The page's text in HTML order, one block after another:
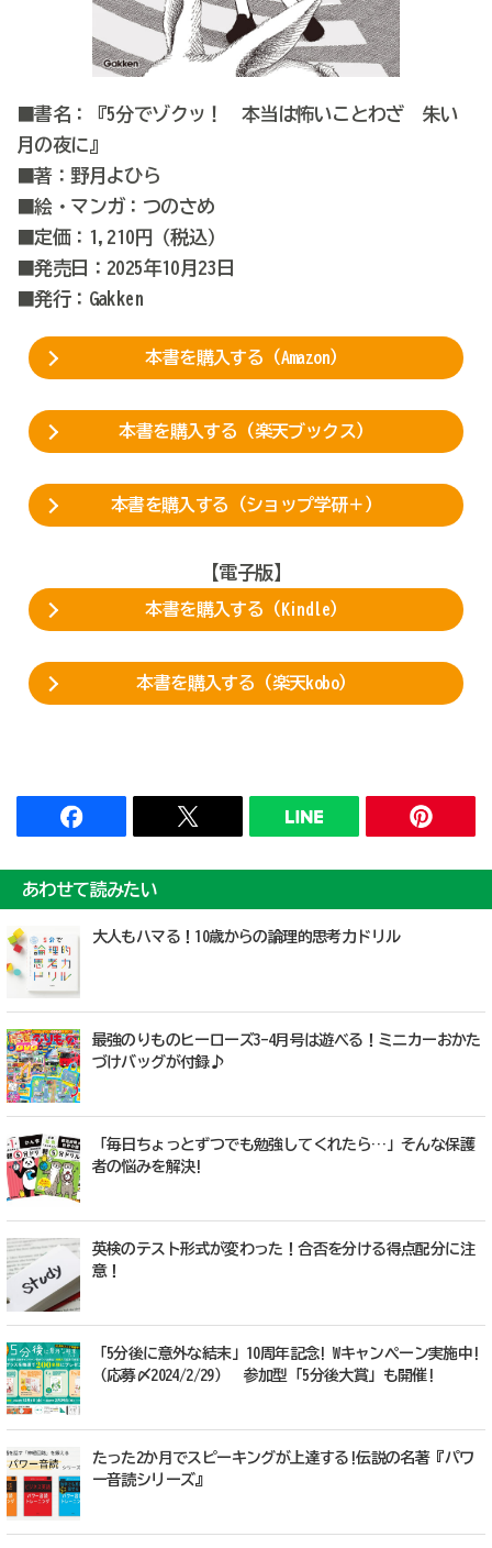
■書名：『5分でゾクッ！ 本当は怖いことわざ 朱い
月の夜に』
■著：野月よひら
■絵・マンガ：つのさめ
■定価：1,210円（税込）
■発売日：2025年10月23日
■発行：Gakken
本書を購入する（Amazon）
本書を購入する（楽天ブックス）
本書を購入する（ショップ学研＋）
【電子版】
本書を購入する（Kindle）
本書を購入する（楽天kobo）
あわせて読みたい
大人もハマる！10歳からの論理的思考力ドリル
最強のりものヒーローズ3-4月号は遊べる！ミニカーおかた
づけバッグが付録♪
「毎日ちょっとずつでも勉強してくれたら…」そんな保護
者の悩みを解決!
英検のテスト形式が変わった！合否を分ける得点配分に注
意！
「5分後に意外な結末」10周年記念! Wキャンペーン実施中!
（応募〆2024/2/29） 参加型「5分後大賞」も開催!
たった2か月でスピーキングが上達する!伝説の名著『パワ
ー音読シリーズ』